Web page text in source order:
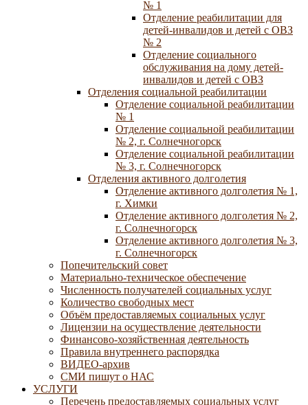
№ 1
Отделение реабилитации для
детей-инвалидов и детей с ОВЗ
№ 2
Отделение социального
обслуживания на дому детей-
инвалидов и детей с ОВЗ
Отделения социальной реабилитации
Отделение социальной реабилитации
№ 1
Отделение социальной реабилитации
№ 2, г. Солнечногорск
Отделение социальной реабилитации
№ 3, г. Солнечногорск
Отделения активного долголетия
Отделение активного долголетия № 1,
г. Химки
Отделение активного долголетия № 2,
г. Солнечногорск
Отделение активного долголетия № 3,
г. Солнечногорск
Попечительский совет
Материально-техническое обеспечение
Численность получателей социальных услуг
Количество свободных мест
Объём предоставляемых социальных услуг
Лицензии на осуществление деятельности
Финансово-хозяйственная деятельность
Правила внутреннего распорядка
ВИДЕО-архив
СМИ пишут о НАС
УСЛУГИ
Перечень предоставляемых социальных услуг